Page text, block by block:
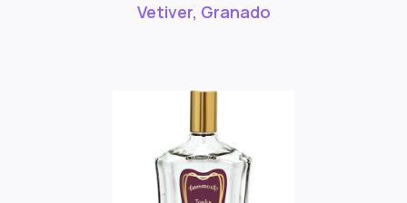
Vetiver, Granado